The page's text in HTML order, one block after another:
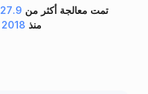
تمت معالجة أكثر من 27.9 مليون
GroupDocs منذ 2018